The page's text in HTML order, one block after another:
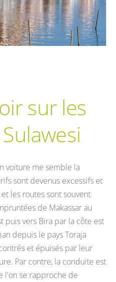
sur les
voiture me semble la
sont devenus excessifs et
les routes sont souvent
de Makassar au
puis vers Bira par la côte est
depuis le pays Toraja
et épuisés par leur
Par contre, la conduite est
l'on se rapproche de